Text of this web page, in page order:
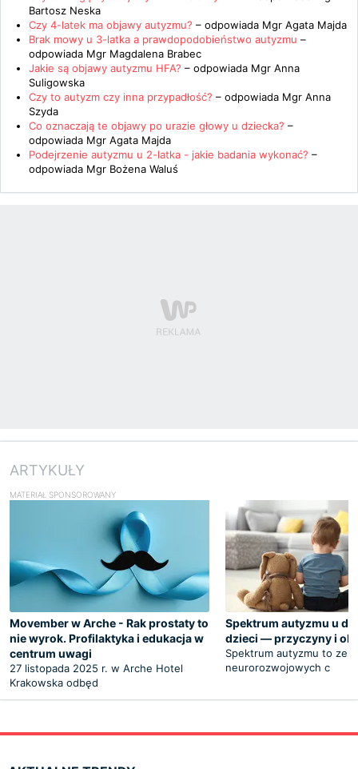
Bartosz Neska
Czy 4-latek ma objawy autyzmu? – odpowiada Mgr Agata Majda
Brak mowy u 3-latka a prawdopodobieństwo autyzmu –
odpowiada Mgr Magdalena Brabec
Jakie są objawy autyzmu HFA? – odpowiada Mgr Anna
Suligowska
Czy to autyzm czy inna przypadłość? – odpowiada Mgr Anna
Szyda
Co oznaczają te objawy po urazie głowy u dziecka? –
odpowiada Mgr Agata Majda
Podejrzenie autyzmu u 2-latka - jakie badania wykonać? –
odpowiada Mgr Bożena Waluś
ARTYKUŁY
Movember w Arche - Rak prostaty to
nie wyrok. Profilaktyka i edukacja w
centrum uwagi
27 listopada 2025 r. w Arche Hotel
Krakowska odbęd
Spektrum autyzmu u
dzieci — przyczyny i
Spektrum autyzmu to
neurorozwojowych c